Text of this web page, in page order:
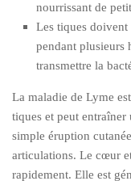
nourrissant de
Les tiques doivent
pendant plusieurs
transmettre la
La maladie de Lyme
tiques et peut entraîner
simple éruption
articulations. Le cœur
rapidement. Elle est